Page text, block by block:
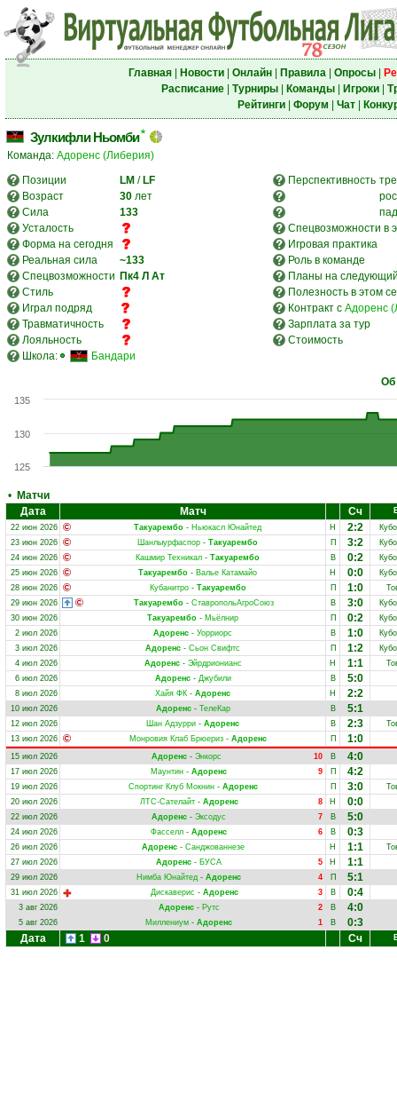
Главная| Новости| Онлайн| Правила| Опросы|
Расписание| Турниры| Команды| Игроки|
Рейтинги| Форум Чат|
Зулкифли Ньомби
Команда: Адоренс (Либерия)
Позиции
LM / LF Перспективность
Возраст
30 лет
Сила
133
Усталость
Спецвозможности в
Форма на сегодня
Игровая практика
Реальная сила
~133
Роль в команде
Спецвозможности Пк4 Л Ат
Планы на
Стиль
Полезность в этом
Играл подряд
Контракт с Адоренс
Травматичность
Зарплата за тур
Лояльность
Стоимость
Школа:
Бандари
Об
125
130
135
• Матчи
Дата
Матч Сч
22 июн 2026
Такуарембо - Ньюкасл Юнайтед Н 2:2
23 июн 2026
Шанлыурфаспор - Такуарембо П 3:2
24 июн 2026
Кашмир Техникал - Такуарембо В 0:2
25 июн 2026
Такуарембо - Валье Катамайо Н 0:0
28 июн 2026
Кубанитро- Такуарембо П 1:0
29 июн 2026
Такуарембо - СтавропольАгроСоюз В 3:0
30 июн 2026
Такуарембо - Мьёлнир П 0:2
2 июл 2026
Адоренс - Уорриорс В 1:0
3 июл 2026
Адоренс - Сьон Свифтс П 1:2
4 июл 2026
Адоренс- Эйрдрионианс Н 1:1
6 июл 2026
Адоренс- Джубили В 5:0
8 июл 2026 Хайя ФК - Адоренс Н 2:2
10 июл 2026 Адоренс- ТелеКар В 5:1
12 июл 2026 Шан Адзурри - Адоренс В 2:3
13 июл 2026
Монровия Клаб Брюериз- Адоренс П 1:0
15 июл 2026 10
Адоренс - Энкорс В 4:0
17 июл 2026 9
Маунтин - Адоренс П 4:2
19 июл 2026 Спортинг Клуб Мокнин- Адоренс П 3:0
20 июл 2026
8
ЛТС-Сателайт- Адоренс Н 0:0
22 июл 2026 7
Адоренс - Эксодус В 5:0
24 июл 2026 6
Фасселл - Адоренс В 0:3
26 июл 2026 Адоренс- Санджованнезе Н 1:1
27 июл 2026
5
Адоренс - БУСА Н 1:1
29 июл 2026 4
Нимба Юнайтед - Адоренс П 5:1
31 июл 2026 3
Дискаверис - Адоренс В 0:4
3 авг 2026 2
Адоренс- Рутс В 4:0
5 авг 2026 1
Миллениум - Адоренс В
0:3
Дата
1 0 Сч